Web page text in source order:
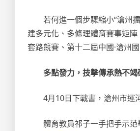
若何進一個步驟縮小“滄州
建多元化、多條理體育賽事矩
套路競賽、第十二屆中國·滄州
多點發力，技擊傳承熱不竭
4月10日下戰書，滄州市運
體育教員祁子一手把手示